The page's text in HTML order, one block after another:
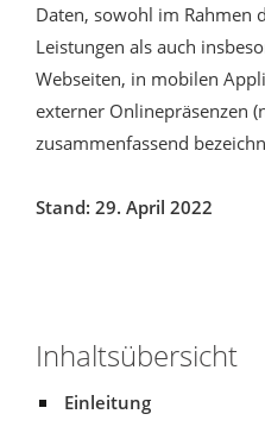
Daten, sowohl im Rahmen
Leistungen als auch
Webseiten, in mobilen
externer Onlinepräsenzen
zusammenfassend
Stand: 29. April 2022
Inhaltsübersicht
Einleitung